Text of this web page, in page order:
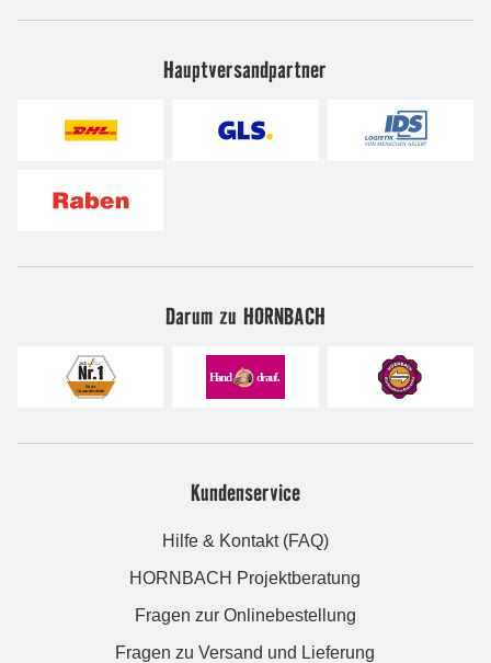
Hauptversandpartner
Darum zu HORNBACH
Kundenservice
Hilfe & Kontakt (FAQ)
HORNBACH Projektberatung
Fragen zur Onlinebestellung
Fragen zu Versand und Lieferung